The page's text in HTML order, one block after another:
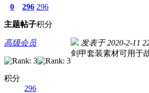
0
主题
296
帖子
296
积分
高级会员
积分
296
发表于 2020-2-11
剑甲套装素材可用于